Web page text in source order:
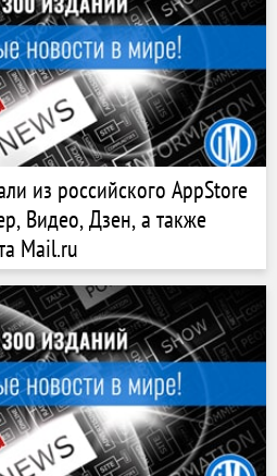
из российского AppStore
Видео, Дзен, а также
Mail.ru